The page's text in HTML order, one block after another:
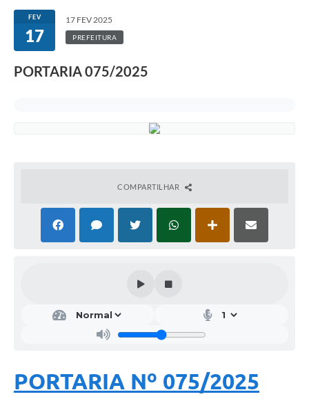
FEV
17
17 FEV 2025
PREFEITURA
PORTARIA 075/2025
COMPARTILHAR
PORTARIA Nº 075/2025